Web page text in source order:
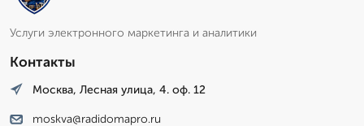
Услуги электронного маркетинга и аналитики
Контакты
Москва, Лесная улица, 4. оф. 12
moskva@radidomapro.ru